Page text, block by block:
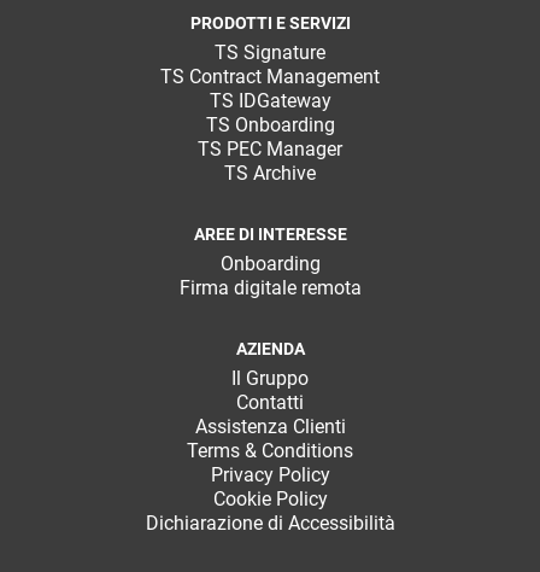
PRODOTTI E SERVIZI
TS Signature
TS Contract Management
TS IDGateway
TS Onboarding
TS PEC Manager
TS Archive
AREE DI INTERESSE
Onboarding
Firma digitale remota
AZIENDA
Il Gruppo
Contatti
Assistenza Clienti
Terms & Conditions
Privacy Policy
Cookie Policy
Dichiarazione di Accessibilità